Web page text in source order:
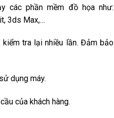
các phần mềm đồ họa như:
3ds Max,…
tra lại nhiều lần. Đảm bảo
dụng máy.
của khách hàng.